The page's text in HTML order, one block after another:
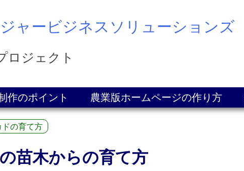
ャービジネスソリューションズ
ロジェクト
作のポイント 農業版ホームページの作り方
ドの育て方
苗木からの育て方